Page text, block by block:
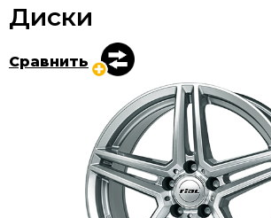
Диски
Сравнить